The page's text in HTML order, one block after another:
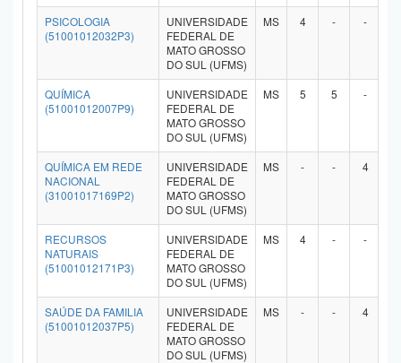
PSICOLOGIA
(51001012032P3)
UNIVERSIDADE
FEDERAL DE
MATO GROSSO
DO SUL (UFMS)
MS 4 - -
QUÍMICA
(51001012007P9)
UNIVERSIDADE
FEDERAL DE
MATO GROSSO
DO SUL (UFMS)
MS 5 5 -
QUÍMICA EM REDE
NACIONAL
(31001017169P2)
UNIVERSIDADE
FEDERAL DE
MATO GROSSO
DO SUL (UFMS)
MS - - 4
RECURSOS
NATURAIS
(51001012171P3)
UNIVERSIDADE
FEDERAL DE
MATO GROSSO
DO SUL (UFMS)
MS 4 - -
SAÚDE DA FAMILIA
(51001012037P5)
UNIVERSIDADE
FEDERAL DE
MATO GROSSO
DO SUL (UFMS)
MS - - 4